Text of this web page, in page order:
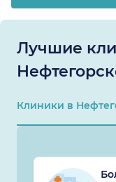
Лучшие
Клиники в